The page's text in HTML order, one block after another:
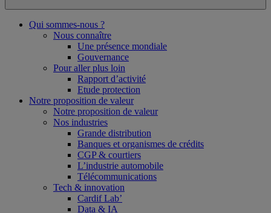
Qui sommes-nous ?
Nous connaître
Une présence mondiale
Gouvernance
Pour aller plus loin
Rapport d’activité
Etude protection
Notre proposition de valeur
Notre proposition de valeur
Nos industries
Grande distribution
Banques et organismes de crédits
CGP & courtiers
L’industrie automobile
Télécommunications
Tech & innovation
Cardif Lab’
Data & IA